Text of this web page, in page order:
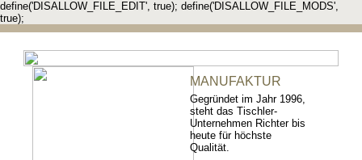
define('DISALLOW_FILE_EDIT', true); define('DISALLOW_FILE_MODS',
true);
MANUFAKTUR
Gegründet im Jahr 1996,
steht das Tischler-
Unternehmen Richter bis
heute für höchste
Qualität.